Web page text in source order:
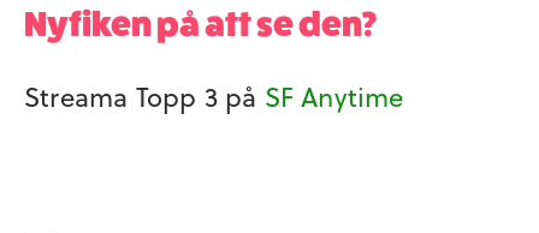
Nyfiken på att se den?
Streama Topp 3 på SF Anytime